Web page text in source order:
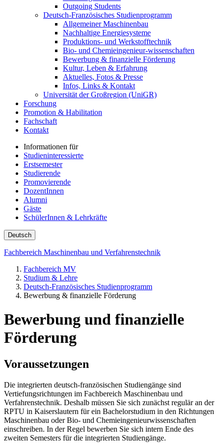
Outgoing Students
Deutsch-Französisches Studienprogramm
Allgemeiner Maschinenbau
Nachhaltige Energiesysteme
Produktions- und Werkstofftechnik
Bio- und Chemieingenieur-wissenschaften
Bewerbung & finanzielle Förderung
Kultur, Leben & Erfahrung
Aktuelles, Fotos & Presse
Infos, Links & Kontakt
Universität der Großregion (UniGR)
Forschung
Promotion & Habilitation
Fachschaft
Kontakt
Informationen für
Studieninteressierte
Erstsemester
Studierende
Promovierende
DozentInnen
Alumni
Gäste
SchülerInnen & Lehrkräfte
Deutsch
Fachbereich Maschinenbau und Verfahrenstechnik
Fachbereich MV
Studium & Lehre
Deutsch-Französisches Studienprogramm
Bewerbung & finanzielle Förderung
Bewerbung und finanzielle
Förderung
Voraussetzungen
Die integrierten deutsch-französischen Studiengänge sind
Vertiefungsrichtungen im Fachbereich Maschinenbau und
Verfahrenstechnik. Deshalb müssen Sie sich zunächst regulär an der
RPTU in Kaiserslautern für ein Bachelorstudium in den Richtungen
Maschinenbau oder Bio- und Chemieingenieurwissenschaften
einschreiben. In der Regel bewerben Sie sich intern Ende des
zweiten Semesters für die integrierten Studiengänge.